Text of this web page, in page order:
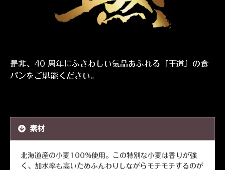
是非、40 周年にふさわしい気品あふれる『王道』の食
パンをご堪能ください。
素材
北海道産の小麦100%使用。この特別な小麦は香りが強
く、加水率も高いためふんわりしながらモチモチするのが